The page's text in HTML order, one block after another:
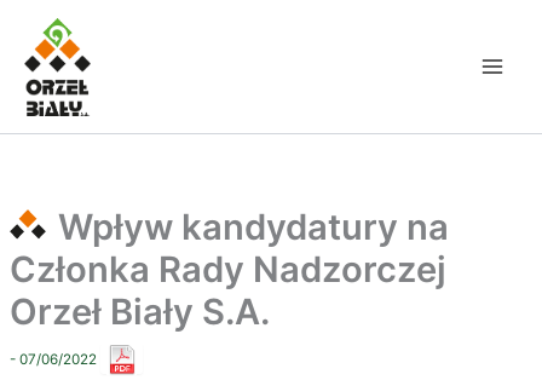
Przejdź
treści
Wpływ kandydatury na
Członka Rady Nadzorczej
Orzeł Biały S.A.
- 07/06/2022